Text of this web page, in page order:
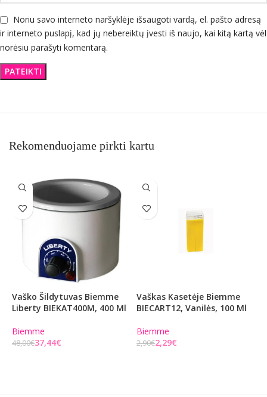
Noriu savo interneto naršyklėje išsaugoti vardą, el. pašto adresą
ir interneto puslapį, kad jų nebereiktų įvesti iš naujo, kai kitą kartą vėl
norėsiu parašyti komentarą.
Rekomenduojame pirkti kartu
Vaško Šildytuvas Biemme
Liberty BIEKAT400M, 400 Ml
Biemme
48,00€37,44€
Vaškas Kasetėje Biemme
BIECART12, Vanilės, 100 Ml
Biemme
2,90€2,29€